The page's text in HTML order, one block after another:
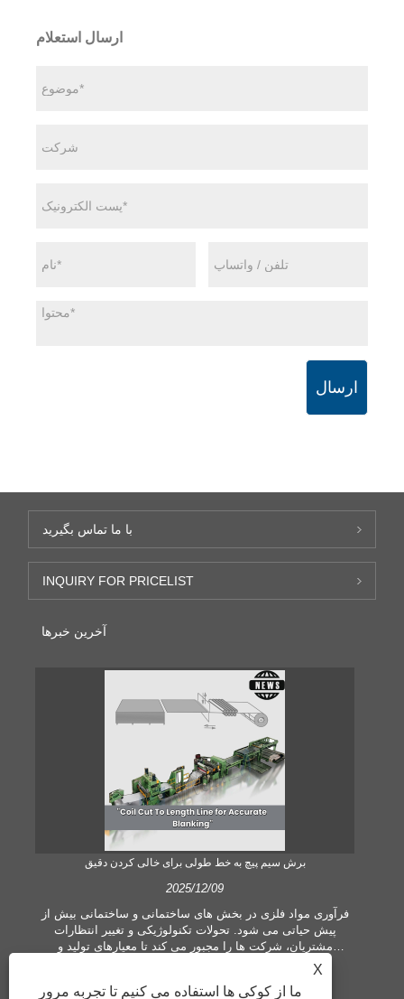
ارسال استعلام
ارسال
با ما تماس بگیرید
INQUIRY FOR PRICELIST
آخرین خبرها
برش سیم پیچ به خط طولی برای خالی کردن دقیق
2025/12/09
فرآوری مواد فلزی در بخش های ساختمانی و ساختمانی بیش از
پیش حیاتی می شود. تحولات تکنولوژیکی و تغییر انتظارات
مشتریان، شرکت ها را مجبور می کند تا معیارهای تولید و
تقاضاهای کیفیت بیشتری را برآورده کنند. تکنیک‌های مرسوم
پردازش دستی دیگر برای برآوردن نیازهای صنعت معاصر، به‌ویژه
در جستجوی دقت و کارایی زیاد، کافی نیستند. بنابراین، سیم پیچ
X
ما از کوکی ها استفاده می کنیم تا تجربه مرور